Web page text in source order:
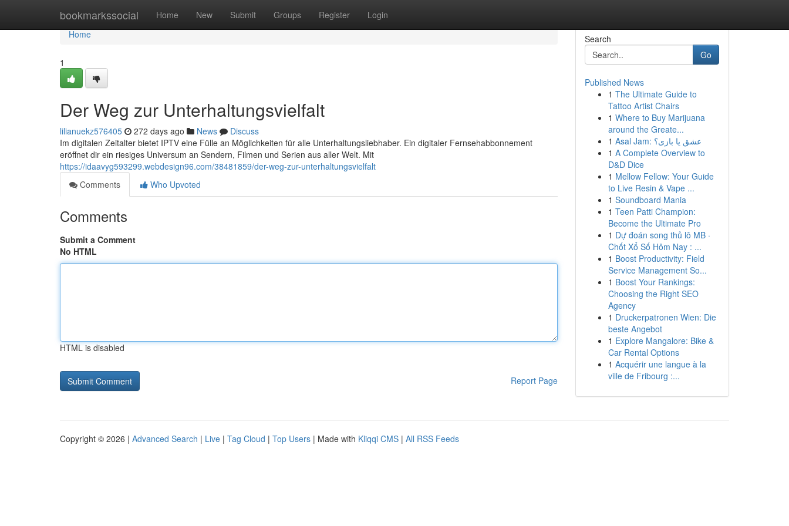
bookmarkssocial Home New Submit Groups Register Login
Home
Home
1
Der Weg zur Unterhaltungsvielfalt
lilianuekz576405 272 days ago News
Discuss
Im digitalen Zeitalter bietet IPTV eine Fülle an Möglichkeiten für alle Unterhaltungsliebhaber. Ein digitaler Fernsehabbonnement
eröffnet dir ein riesiges Universum an Sendern, Filmen und Serien aus aller Welt. Mit
https://idaavyg593299.webdesign96.com/38481859/der-weg-zur-unterhaltungsvielfalt
Comments
Who Upvoted
Comments
Submit a Comment
No HTML
HTML is disabled
Report Page
Search
Go
Published News
1 The Ultimate Guide to
Tattoo Artist Chairs
1 Where to Buy Marijuana
around the Greate...
1
Asal Jam: عشق یا بازی؟
1 A Complete Overview to
D&D Dice
1 Mellow Fellow: Your Guide
to Live Resin & Vape ...
1 Soundboard Mania
1 Teen Patti Champion:
Become the Ultimate Pro
1 Dự đoán song thủ lô MB ·
Chốt Xổ Số Hôm Nay : ...
1 Boost Productivity: Field
Service Management So...
1 Boost Your Rankings:
Choosing the Right SEO
Agency
1 Druckerpatronen Wien: Die
beste Angebot
1 Explore Mangalore: Bike &
Car Rental Options
1 Acquérir une langue à la
ville de Fribourg :...
Copyright © 2026 | Advanced Search | Live | Tag Cloud | Top Users | Made with Kliqqi CMS | All RSS Feeds